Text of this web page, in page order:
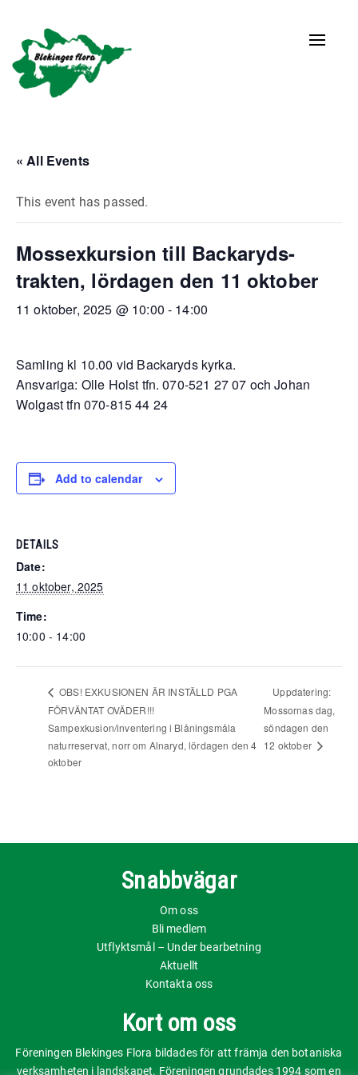
« All Events
This event has passed.
Mossexkursion till Backaryds-
trakten, lördagen den 11 oktober
11 oktober, 2025 @ 10:00 - 14:00
Samling kl 10.00 vid Backaryds kyrka.
Ansvariga: Olle Holst tfn. 070-521 27 07 och Johan
Wolgast tfn 070-815 44 24
Add to calendar
DETAILS
Date:
11 oktober, 2025
Time:
10:00 - 14:00
OBS! EXKUSIONEN ÄR INSTÄLLD PGA
FÖRVÄNTAT OVÄDER!!!
Sampexkusion/inventering i Blåningsmåla
naturreservat, norr om Alnaryd, lördagen den 4
oktober
Uppdatering:
Mossornas dag,
söndagen den
12 oktober
Snabbvägar
Om oss
Bli medlem
Utflyktsmål – Under bearbetning
Aktuellt
Kontakta oss
Kort om oss
Föreningen Blekinges Flora bildades för att främja den botaniska
verksamheten i landskapet. Föreningen grundades 1994 som en